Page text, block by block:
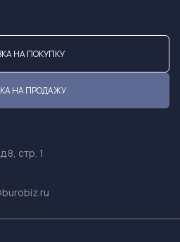
НА ПОКУПКУ
НА ПРОДАЖУ
стр. 1